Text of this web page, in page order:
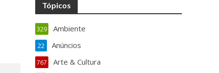
Tópicos
Ambiente
329
Anúncios
22
Arte & Cultura
767